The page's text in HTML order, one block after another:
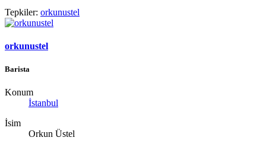
Tepkiler: orkunustel
orkunustel
Barista
Konum
İstanbul
İsim
Orkun Üstel